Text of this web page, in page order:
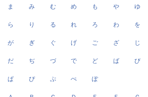
ま み む め も や ゆ
ら り る れ ろ わ を
が ぎ ぐ げ ご ざ じ
だ ぢ づ で ど ば び
ぱ ぴ ぷ ぺ ぽ